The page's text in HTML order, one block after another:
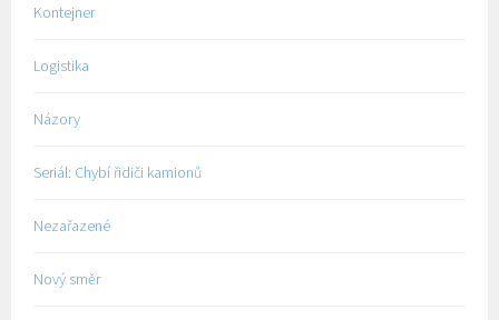
Kontejner
Logistika
Názory
Seriál: Chybí řidiči kamionů
Nezařazené
Nový směr